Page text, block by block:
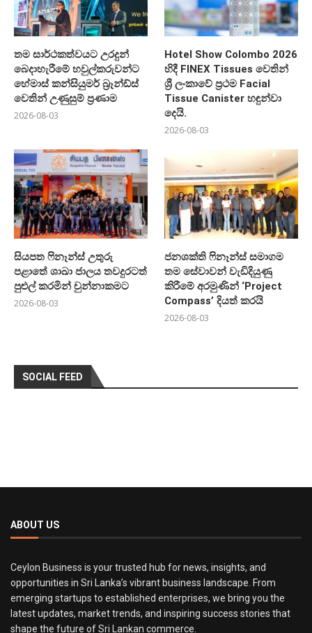
තම සාර්ථකත්වයට උරදුන්
බෙදාහැරීමේ හවුල්කරුවන්ට
හේමාස් කන්සියුමර් බ්‍රෑන්ඩ්ස්
වෙතින් උණුසුම් ප්‍රණාම
2026-08-03
Hotel Show Colombo 2026
හිදී FINEX Tissues වෙතින්
ශ්‍රී ලංකාවේ ප්‍රථම Facial
Tissue Canister හඳුන්වා
දෙයි.
2026-08-03
සියපත ෆිනෑන්ස් උතුරු
පළාතේ ශාඛා ජාලය තවදුරටත්
පුළුල් කරමින් චුන්නාකමට
2026-08-03
ජනශක්ති ෆිනෑන්ස් සමාගම
තම සේවාවන් වැඩිදියුණු
කිරීමේ අරමුණින් ‘Project
Compass’ දියත් කරයි
2026-08-03
SOCIAL FEED
ABOUT US
Ceylon Business is your trusted hub for news, insights, and
opportunities in Sri Lanka’s vibrant business landscape. From
emerging startups to established enterprises, we bring you the
latest updates, market trends, and inspiring success stories that
shape the future of Sri Lankan commerce.